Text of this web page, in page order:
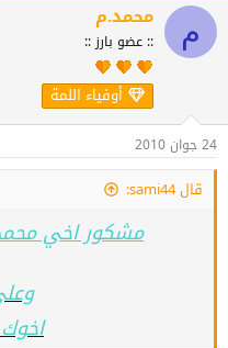
م محمد.م
:: عضو بارز ::
أوفياء اللمة
24 جوان 2010
قال sami44:
مشكور اخي